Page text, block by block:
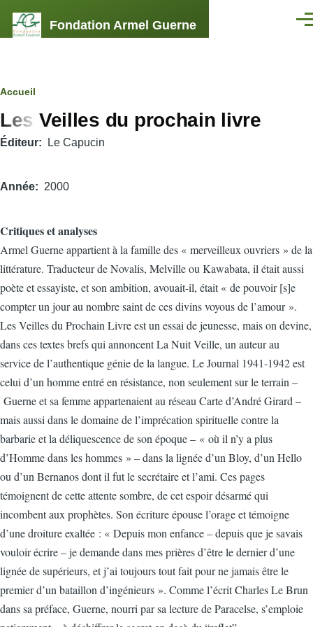
Fondation Armel Guerne
Fil
d'Ariane
Accueil
Les Veilles du prochain livre
Éditeur Le Capucin
Année 2000
Critiques et analyses
Armel Guerne appartient à la famille des « merveilleux ouvriers » de la
littérature. Traducteur de Novalis, Melville ou Kawabata, il était aussi
poète et essayiste, et son ambition, avouait-il, était « de pouvoir [s]e
compter un jour au nombre saint de ces divins voyous de l’amour ».
Les Veilles du Prochain Livre est un essai de jeunesse, mais on devine,
dans ces textes brefs qui annoncent La Nuit Veille, un auteur au
service de l’authentique génie de la langue. Le Journal 1941-1942 est
celui d’un homme entré en résistance, non seulement sur le terrain –
Guerne et sa femme appartenaient au réseau Carte d’André Girard –
mais aussi dans le domaine de l’imprécation spirituelle contre la
barbarie et la déliquescence de son époque – « où il n’y a plus
d’Homme dans les hommes » – dans la lignée d’un Bloy, d’un Hello
ou d’un Bernanos dont il fut le secrétaire et l’ami. Ces pages
témoignent de cette attente sombre, de cet espoir désarmé qui
incombent aux prophètes. Son écriture épouse l’orage et témoigne
d’une droiture exaltée : « Depuis mon enfance – depuis que je savais
vouloir écrire – je demande dans mes prières d’être le dernier d’une
lignée de supérieurs, et j’ai toujours tout fait pour ne jamais être le
premier d’un bataillon d’ingénieurs ». Comme l’écrit Charles Le Brun
dans sa préface, Guerne, nourri par sa lecture de Paracelse, s’emploie